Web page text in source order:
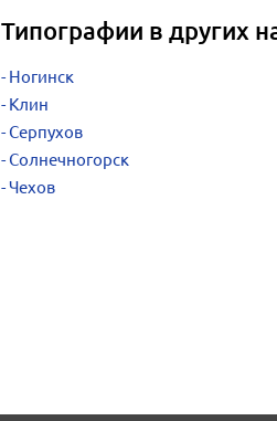
Типографии в других
Ногинск
Клин
Серпухов
Солнечногорск
Чехов